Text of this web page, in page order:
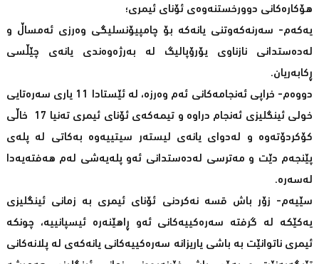
هۆکارەکانی دوورخستنەوەی ئۆنای ئیمری؛
یەکەم- سەرنەکەوتنی یانەکە بۆ چامپیۆنسلیگی وەرزی ئەمساڵ و
لەدەستدانی نازناوی یۆرۆپالیگ لە بەرژەوەندی یانەی چێڵسی
ڕکابەریان.
دووەم- خراپی ئەنجامەکانی ئەم وەرزە، لە ئێستادا 11 یاری سەرەتایی
خولی ئینگلیزی ئەنجام دراوە و تیمەکەی ئۆنای ئیمری تەنیا 17 خاڵی
کۆکردۆتەوە و لەدوای یانەی لیستەر سیتییەوە بەکاتی لە پلەی
پێنجەم دێت و مەترسی لەدەستدانی ئەو پلەیەشی لەم هەفتەیەدا
لەسەرە.
سێیەم- زۆر باش قسە نەکردنی ئۆنای ئیمری بە زمانی ئینگلیزی
یەکێکە لە گرفتە سەرەکییەکانی ئەو ڕاهێنەرە ئیسپانییە، چونکە
ئیمری ناتوانێت بە باشی یاریزانە سەرەکییەکانی یانەکەی لە پلانەکانی